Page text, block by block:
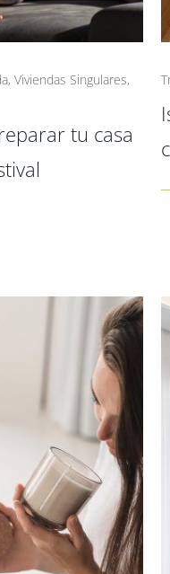
,Viviendas Singulares,
tu casa